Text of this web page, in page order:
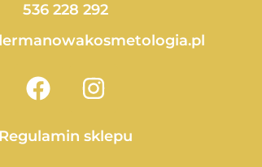
536 228 292
F
a
c
e
I
n
s
t
Regulamin sklepu